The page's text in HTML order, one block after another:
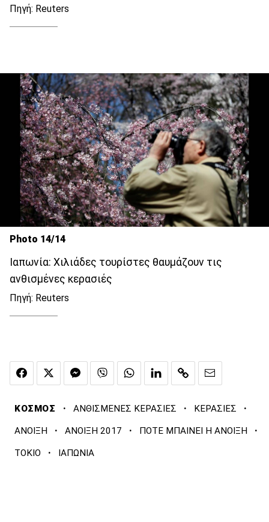
Πηγή: Reuters
Photo 14/14
Ιαπωνία: Χιλιάδες τουρίστες θαυμάζουν τις
ανθισμένες κερασιές
Πηγή: Reuters
ΚΟΣΜΟΣ · ΑΝΘΙΣΜΕΝΕΣ ΚΕΡΑΣΙΕΣ · ΚΕΡΑΣΙΕΣ ·
ΑΝΟΙΞΗ · ΑΝΟΙΞΗ 2017 · ΠΟΤΕ ΜΠΑΙΝΕΙ Η ΑΝΟΙΞΗ ·
ΤΟΚΙΟ · ΙΑΠΩΝΙΑ